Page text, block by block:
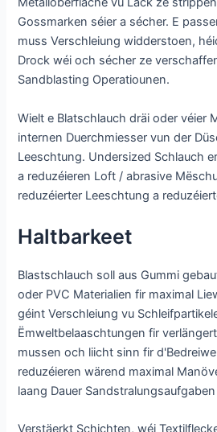
Gossmarken séier a sécher. E
muss Verschleiung widderstoen,
Drock wéi och sécher ze
Sandblasting Operatiounen.
Wielt e Blatschlauch dräi oder véier
internen Duerchmiesser vun der
Leeschtung. Undersized Schlauch
a reduzéieren Loft / abrasive
reduzéierter Leeschtung a
Haltbarkeet
Blastschlauch soll aus Gummi
oder PVC Materialien fir maximal
géint Verschleiung vu
Ëmweltbelaaschtungen fir
mussen och liicht sinn fir
reduzéieren wärend maximal
laang Dauer
Verstäerkt Schichten, wéi